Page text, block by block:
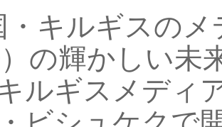
・キルギスの
）の輝かしい
ルギスメディ